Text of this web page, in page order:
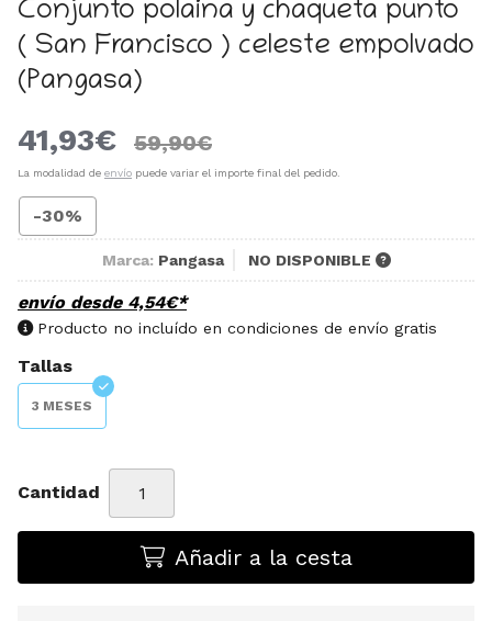
Conjunto polaina y chaqueta punto
( San Francisco ) celeste empolvado
(Pangasa)
41,93€ 59,90€
La modalidad de envío puede variar el importe final del pedido.
-30%
Marca: Pangasa NO DISPONIBLE
envío desde 4,54€*
Producto no incluído en condiciones de envío gratis
Tallas
3 MESES
Cantidad
Añadir a la cesta